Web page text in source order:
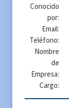
Conocido
por:
Email:
Teléfono:
Nombre
de
Empresa:
Cargo: